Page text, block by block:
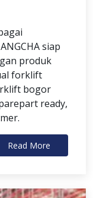
siap
produk
forklift
bogor
ready,
Read More